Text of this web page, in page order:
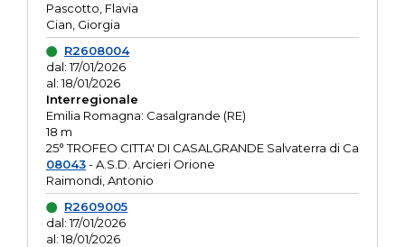
Pascotto, Flavia
Cian, Giorgia
R2608004
dal: 17/01/2026
al: 18/01/2026
Interregionale
Emilia Romagna: Casalgrande (RE)
18 m
25° TROFEO CITTA' DI CASALGRANDE Salvaterra di Ca
08043- A.S.D. Arcieri Orione
Raimondi, Antonio
R2609005
dal: 17/01/2026
al: 18/01/2026